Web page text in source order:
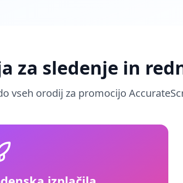
za sledenje in
vseh orodij za promocijo